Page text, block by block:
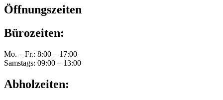
Öffnungszeiten
Bürozeiten:
Mo. – Fr.: 8:00 – 17:00
Samstags: 09:00 – 13:00
Abholzeiten: